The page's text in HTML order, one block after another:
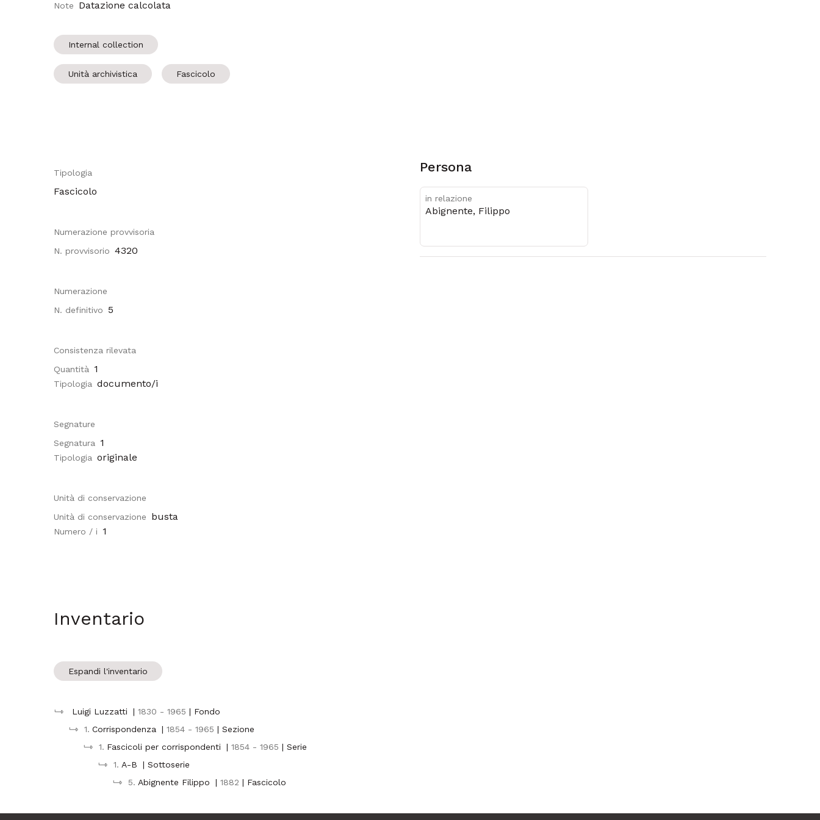
Note Datazione calcolata
Internal collection
Unità archivistica Fascicolo
Tipologia
Fascicolo
Numerazione provvisoria
N. provvisorio 4320
Numerazione
N. definitivo
5
Consistenza rilevata
Quantità
1
Tipologia documento/i
Segnature
Segnatura
1
Tipologia originale
Unità di conservazione
Unità di conservazione
busta
Numero / i 1
Persona
in relazione
Abignente, Filippo
Inventario
Espandi l'inventario
Luigi Luzzatti | 1830 - 1965 | Fondo
1. Corrispondenza | 1854 - 1965 | Sezione
1. Fascicoli per corrispondenti | 1854 - 1965 | Serie
1. A-B
| Sottoserie
5. Abignente Filippo | 1882 | Fascicolo